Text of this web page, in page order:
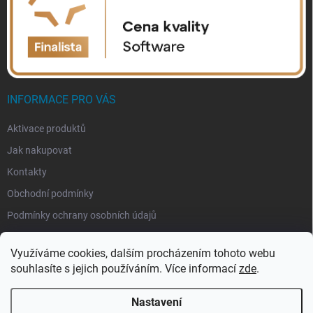
Využíváme cookies, dalším procházením tohoto webu
souhlasíte s jejich používáním. Více informací zde.
Nastavení
INFORMACE PRO VÁS
Aktivace produktů
Jak nakupovat
Kontakty
Obchodní podmínky
Podmínky ochrany osobních údajů